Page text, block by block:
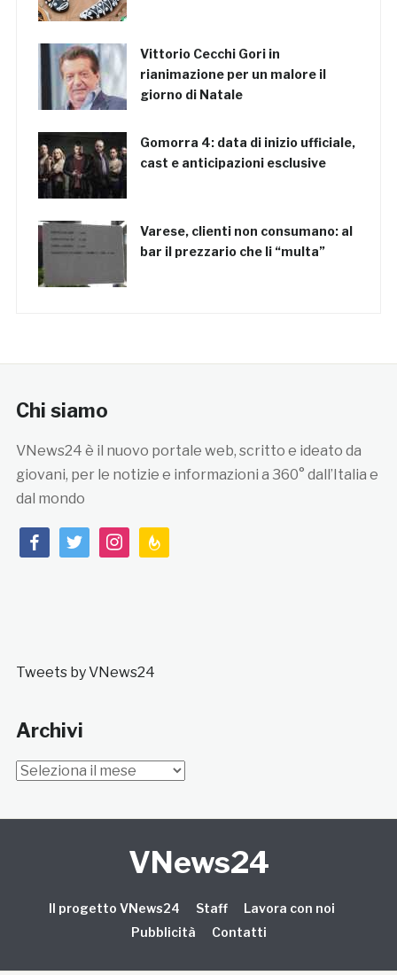
Vittorio Cecchi Gori in
rianimazione per un malore il
giorno di Natale
Gomorra 4: data di inizio ufficiale,
cast e anticipazioni esclusive
Varese, clienti non consumano: al
bar il prezzario che li “multa”
Chi siamo
VNews24 è il nuovo portale web, scritto e ideato da
giovani, per le notizie e informazioni a 360° dall’Italia e
dal mondo
facebooktwitterinstagramfeedburner
Tweets by VNews24
Archivi
Archivi
VNews24
Il progetto VNews24 Staff
Lavora con noi
Pubblicità
Contatti